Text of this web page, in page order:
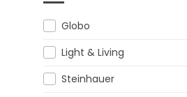
Globo
Light & Living
Steinhauer